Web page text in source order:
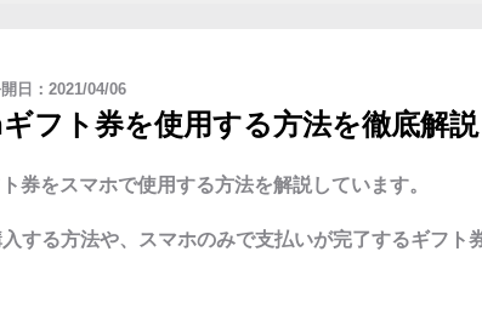
日： 2021/04/06
フト券を使用する方法を徹底解説
券をスマホで使用する方法を解説しています。
する方法や、スマホのみで支払いが完了するギフト